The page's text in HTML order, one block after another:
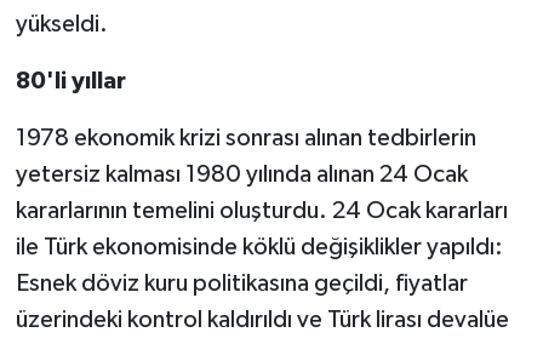
yükseldi.
80'li yıllar
1978 ekonomik krizi sonrası alınan tedbirlerin
yetersiz kalması 1980 yılında alınan 24 Ocak
kararlarının temelini oluşturdu. 24 Ocak kararları
ile Türk ekonomisinde köklü değişiklikler yapıldı:
Esnek döviz kuru politikasına geçildi, fiyatlar
üzerindeki kontrol kaldırıldı ve Türk lirası devalüe